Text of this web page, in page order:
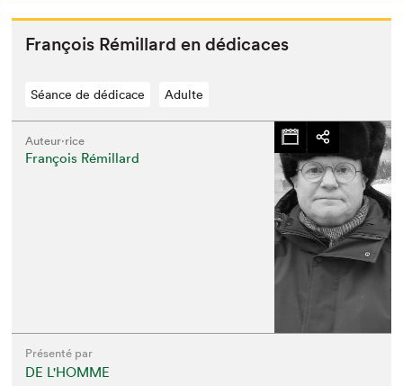
François Rémil­lard en dédicaces
Séance de dédicace Adulte
Auteur·rice
François Rémillard
Présenté par
DE L'HOMME